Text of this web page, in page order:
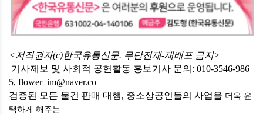
<저작권자(c)한국유통신문. 무단전재-재배포 금지>
기사제보 및 사회적 공헌활동 홍보기사 문의: 010-3546-986
5, flower_im@naver.co
검증된 모든 물건 판매 대행, 중소상공인들의 사업을 더욱 윤
택하게 해주는